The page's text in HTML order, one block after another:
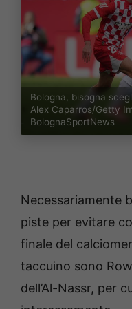
Bologna, bisogna
Alex Caparros/Getty
BolognaSportNews
Necessariamente
piste per evitare
finale del
taccuino sono
dell’Al-Nassr, per